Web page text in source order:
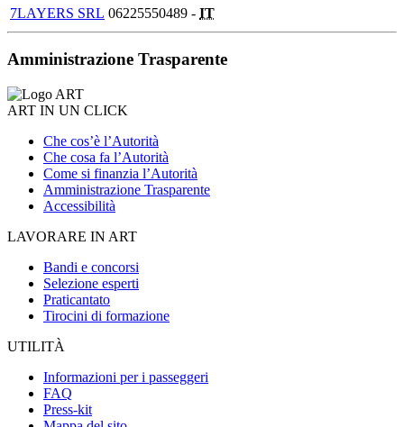
7LAYERS SRL 06225550489 - IT
Amministrazione Trasparente
ART IN UN CLICK
Che cos’è l’Autorità
Che cosa fa l’Autorità
Come si finanzia l’Autorità
Amministrazione Trasparente
Accessibilità
LAVORARE IN ART
Bandi e concorsi
Selezione esperti
Praticantato
Tirocini di formazione
UTILITÀ
Informazioni per i passeggeri
FAQ
Press-kit